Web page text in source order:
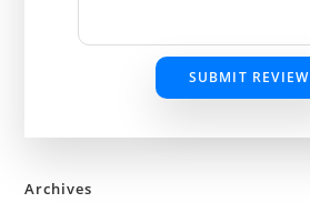
SUBMIT REVIEW
Archives